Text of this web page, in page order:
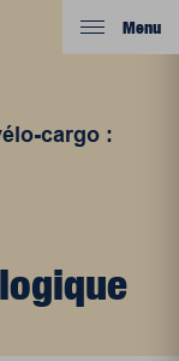
Menu
cargo :